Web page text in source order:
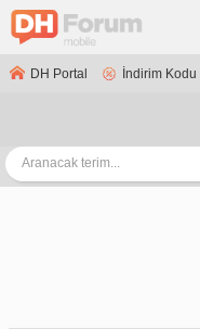
DH Portal İndirim Kodu